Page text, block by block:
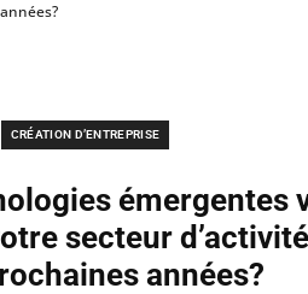
CRÉATION D’ENTREPRISE
émergentes
secteur
années?